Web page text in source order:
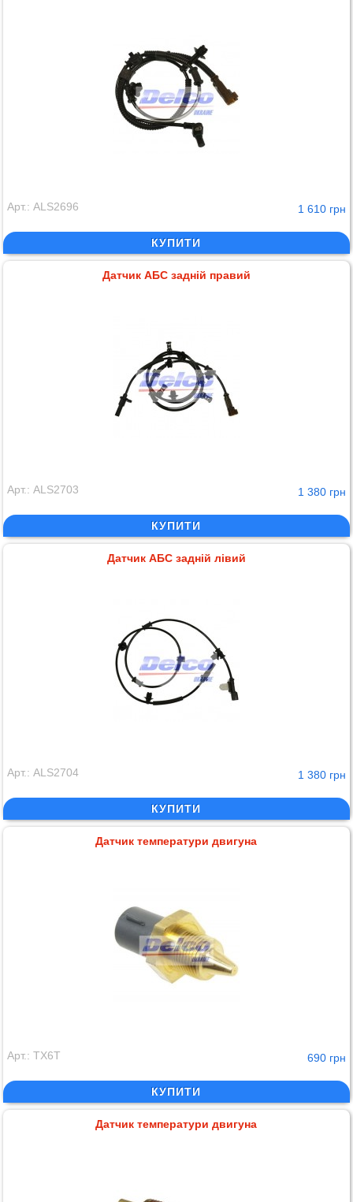
Арт.: ALS2696 1 610 грн
КУПИТИ
Датчик АБС задній правий
Арт.: ALS2703 1 380 грн
КУПИТИ
Датчик АБС задній лівий
Арт.: ALS2704 1 380 грн
КУПИТИ
Датчик температури двигуна
Арт.: TX6T 690 грн
КУПИТИ
Датчик температури двигуна